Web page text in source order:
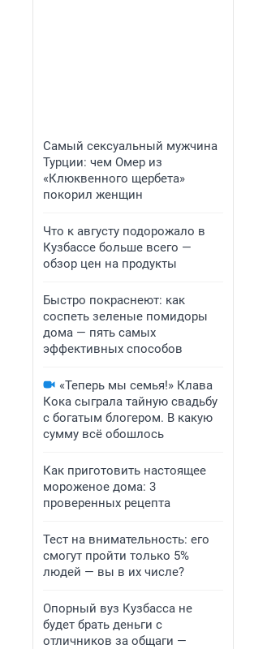
Самый сексуальный мужчина
Турции: чем Омер из
«Клюквенного щербета»
покорил женщин
Что к августу подорожало в
Кузбассе больше всего —
обзор цен на продукты
Быстро покраснеют: как
соспеть зеленые помидоры
дома — пять самых
эффективных способов
«Теперь мы семья!» Клава
Кока сыграла тайную свадьбу
с богатым блогером. В какую
сумму всё обошлось
Как приготовить настоящее
мороженое дома: 3
проверенных рецепта
Тест на внимательность: его
смогут пройти только 5%
людей — вы в их числе?
Опорный вуз Кузбасса не
будет брать деньги с
отличников за общаги —